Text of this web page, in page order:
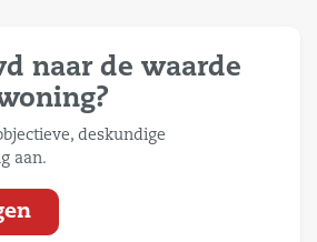
naar de waarde
deskundige
aan.